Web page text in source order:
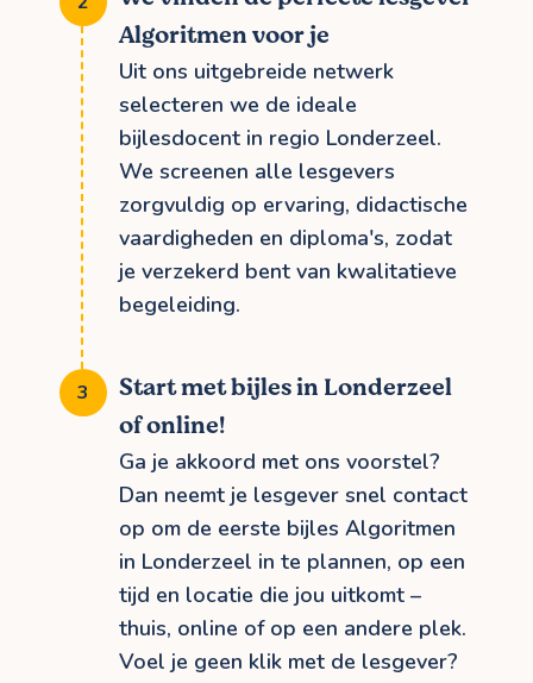
Algoritmen voor je
Uit ons uitgebreide netwerk
selecteren we de ideale
bijlesdocent in regio Londerzeel.
We screenen alle lesgevers
zorgvuldig op ervaring, didactische
vaardigheden en diploma's, zodat
je verzekerd bent van kwalitatieve
begeleiding.
Start met bijles in Londerzeel
of online!
Ga je akkoord met ons voorstel?
Dan neemt je lesgever snel contact
op om de eerste bijles Algoritmen
in Londerzeel in te plannen, op een
tijd en locatie die jou uitkomt –
thuis, online of op een andere plek.
Voel je geen klik met de lesgever?